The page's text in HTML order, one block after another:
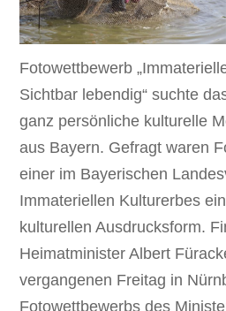
Fotowettbewerb
Sichtbar lebendig“ suchte
ganz persönliche kulturelle
aus Bayern. Gefragt waren
einer im Bayerischen
Immateriellen Kulturerbes
kulturellen Ausdrucksform.
Heimatminister Albert
vergangenen Freitag in
Fotowettbewerbs des